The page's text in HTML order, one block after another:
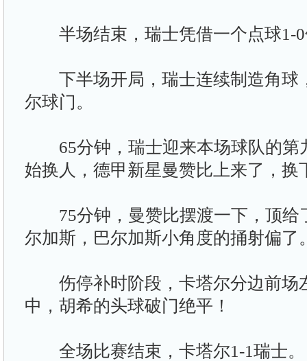
半场结束，瑞士凭借一个点球1-0
下半场开局，瑞士连续制造角球
尔球门。
65分钟，瑞士迎来本场球队的第
始换人，德甲新星曼赞比上来了，换
75分钟，曼赞比摆渡一下，顶给
尔加斯，巴尔加斯小角度的捅射偏了
伤停补时阶段，卡塔尔分边前场
中，胡希的头球破门绝平！
全场比赛结束，卡塔尔1-1瑞士。